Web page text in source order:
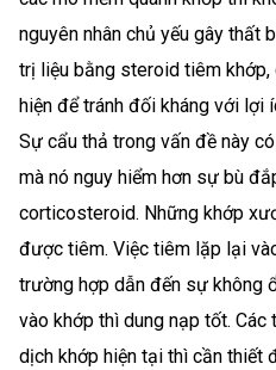
nguyên nhân chủ yếu gây thất
trị liệu bằng steroid tiêm
hiện để tránh đối kháng với lợi
Sự cẩu thả trong vấn đề này
mà nó nguy hiểm hơn sự bù
corticosteroid. Những khớp
được tiêm. Việc tiêm lặp lại
trường hợp dẫn đến sự không
vào khớp thì dung nạp tốt. Các
dịch khớp hiện tại thì cần thiết